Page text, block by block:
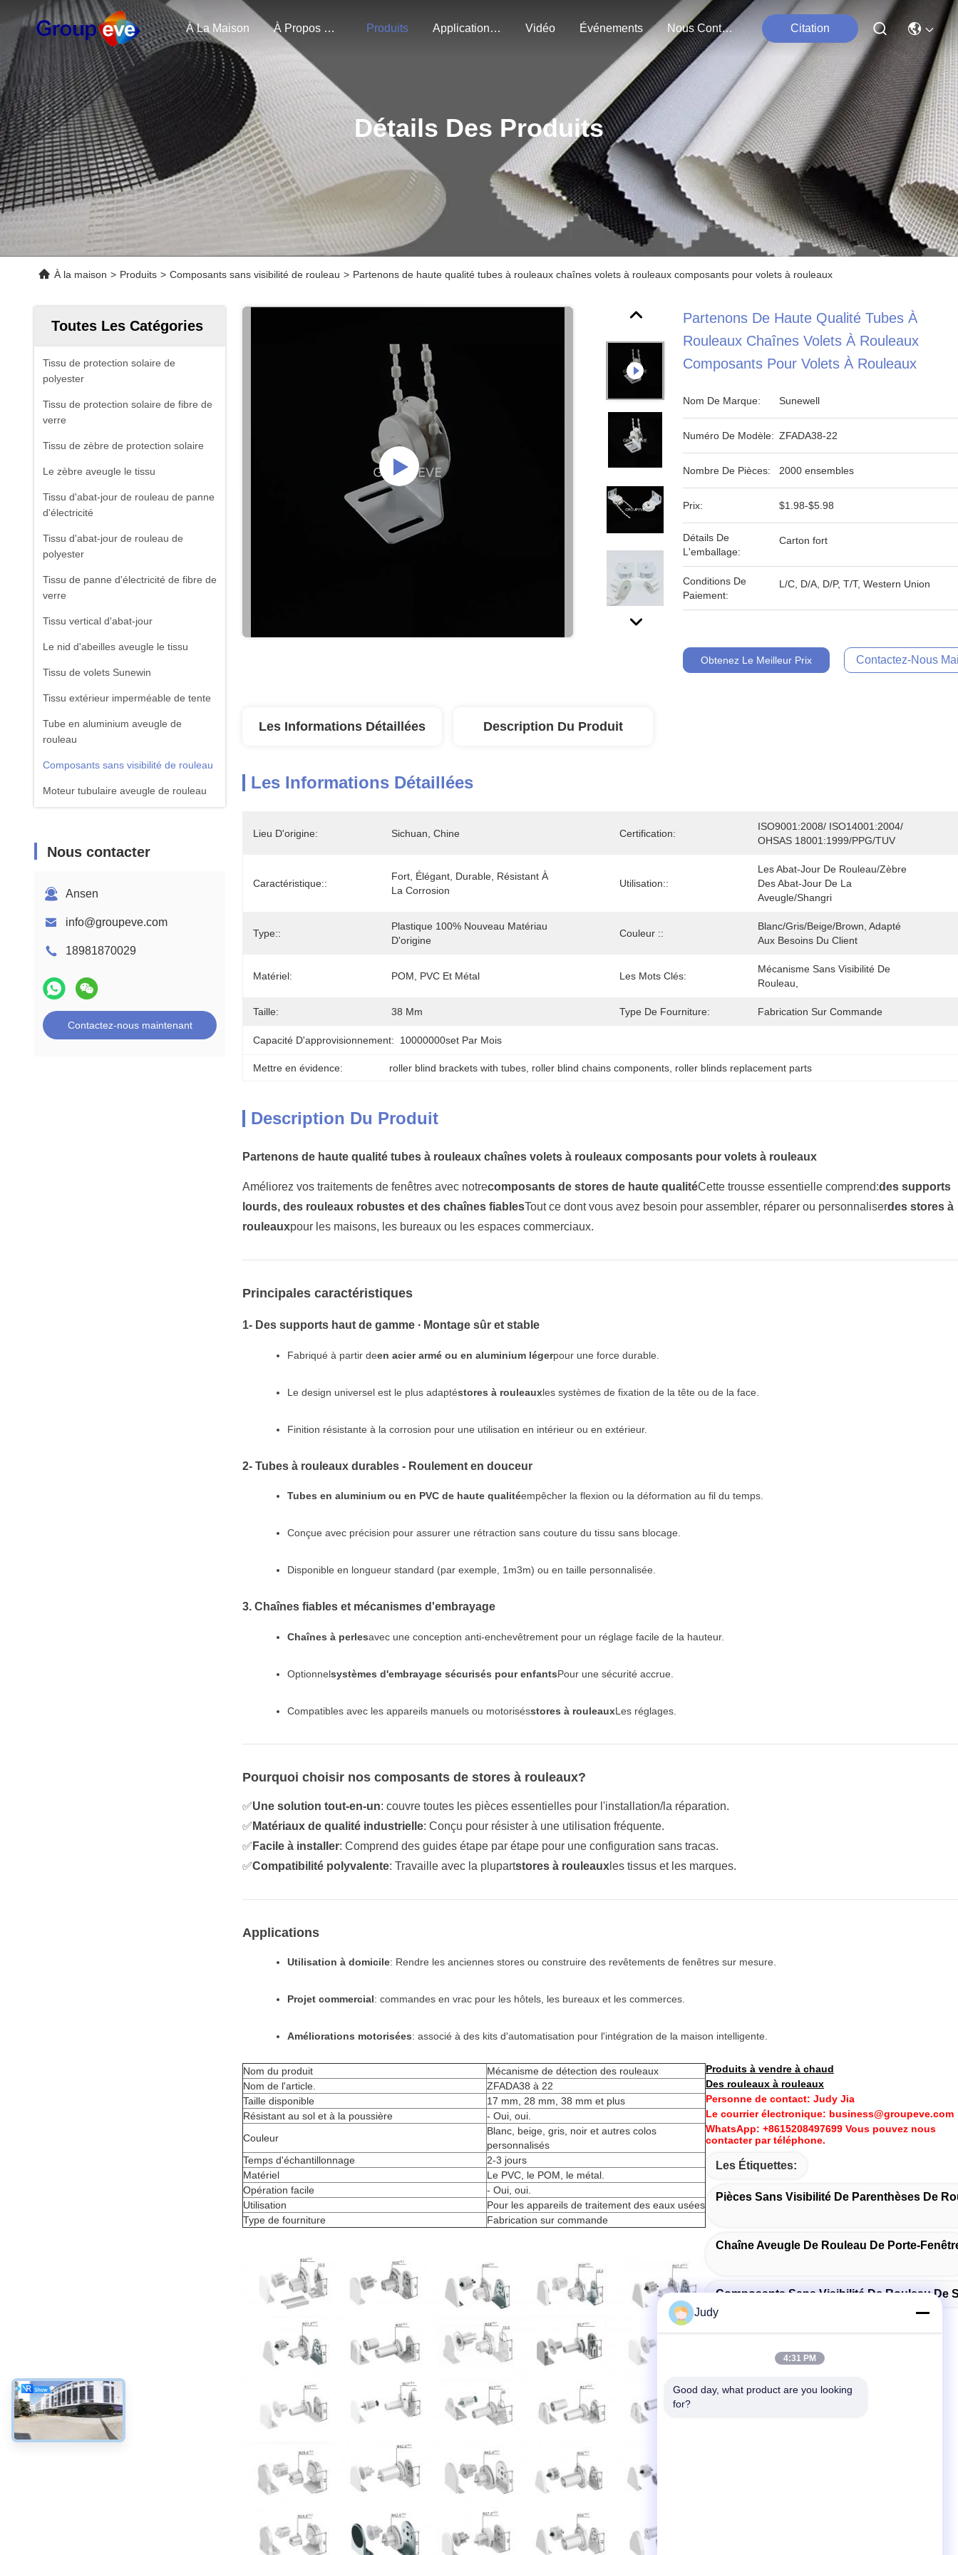
À La Maison À Propos De Nous Produits Application Du Projet Vidéo Événements Nous Contacter Citation
Détails Des Produits
À la maison > Produits > Composants sans visibilité de rouleau > Partenons de haute qualité tubes à rouleaux chaînes volets à rouleaux composants pour volets à rouleaux
Toutes Les Catégories
Tissu de protection solaire de
polyester
Tissu de protection solaire de fibre de
verre
Tissu de zèbre de protection solaire
Le zèbre aveugle le tissu
Tissu d'abat-jour de rouleau de panne
d'électricité
Tissu d'abat-jour de rouleau de
polyester
Tissu de panne d'électricité de fibre de
verre
Tissu vertical d'abat-jour
Le nid d'abeilles aveugle le tissu
Tissu de volets Sunewin
Tissu extérieur imperméable de tente
Tube en aluminium aveugle de
rouleau
Composants sans visibilité de rouleau
Moteur tubulaire aveugle de rouleau
Nous contacter
Ansen
info@groupeve.com
18981870029
Contactez-nous maintenant
Partenons De Haute Qualité Tubes À
Rouleaux Chaînes Volets À Rouleaux
Composants Pour Volets À Rouleaux
Nom De Marque: Sunewell
Numéro De Modèle: ZFADA38-22
Nombre De Pièces: 2000 ensembles
Prix: $1.98-$5.98
Détails De
L'emballage:
Carton fort
Conditions De
Paiement:
L/C, D/A, D/P, T/T, Western Union
Obtenez Le Meilleur Prix Contactez-Nous
Les Informations Détaillées Description Du Produit
Les Informations Détaillées
Lieu D'origine: Sichuan, Chine Certification:
ISO9001:2008/ ISO14001:2004/
OHSAS 18001:1999/PPG/TUV
Caractéristique::
Fort, Élégant, Durable, Résistant À
La Corrosion
Utilisation::
Les Abat-Jour De Rouleau/zèbre
Des Abat-Jour De La
Aveugle/Shangri
Type::
Plastique 100% Nouveau Matériau
D'origine
Couleur ::
Blanc/gris/beige/Brown, Adapté
Aux Besoins Du Client
Matériel: POM, PVC Et Métal Les Mots Clés:
Mécanisme Sans Visibilité De
Rouleau,
Taille: 38 Mm Type De Fourniture: Fabrication Sur Commande
Capacité D'approvisionnement: 10000000set Par Mois
Mettre en évidence: roller blind brackets with tubes roller blind chains components roller blinds replacement parts
Description Du Produit
Partenons de haute qualité tubes à rouleaux chaînes volets à rouleaux composants pour volets à rouleaux
Améliorez vos traitements de fenêtres avec notrecomposants de stores de haute qualitéCette trousse essentielle comprend:des supports
lourds, des rouleaux robustes et des chaînes fiablesTout ce dont vous avez besoin pour assembler, réparer ou personnaliserdes stores à
rouleauxpour les maisons, les bureaux ou les espaces commerciaux.
Principales caractéristiques
1- Des supports haut de gamme ∙ Montage sûr et stable
Fabriqué à partir deen acier armé ou en aluminium légerpour une force durable.
Le design universel est le plus adaptéstores à rouleauxles systèmes de fixation de la tête ou de la face.
Finition résistante à la corrosion pour une utilisation en intérieur ou en extérieur.
2- Tubes à rouleaux durables - Roulement en douceur
Tubes en aluminium ou en PVC de haute qualitéempêcher la flexion ou la déformation au fil du temps.
Conçue avec précision pour assurer une rétraction sans couture du tissu sans blocage.
Disponible en longueur standard (par exemple, 1m3m) ou en taille personnalisée.
3. Chaînes fiables et mécanismes d'embrayage
Chaînes à perlesavec une conception anti-enchevêtrement pour un réglage facile de la hauteur.
Optionnelsystèmes d'embrayage sécurisés pour enfantsPour une sécurité accrue.
Compatibles avec les appareils manuels ou motorisésstores à rouleauxLes réglages.
Pourquoi choisir nos composants de stores à rouleaux?
✅Une solution tout-en-un: couvre toutes les pièces essentielles pour l'installation/la réparation.
✅ Matériaux de qualité industrielle: Conçu pour résister à une utilisation fréquente.
✅ Facile à installer: Comprend des guides étape par étape pour une configuration sans tracas.
✅Compatibilité polyvalente: Travaille avec la plupartstores à rouleaux les tissus et les marques.
Applications
Utilisation à domicile: Rendre les anciennes stores ou construire des revêtements de fenêtres sur mesure.
Projet commercial: commandes en vrac pour les hôtels, les bureaux et les commerces.
Améliorations motorisées: associé à des kits d'automatisation pour l'intégration de la maison intelligente.
Nom du produit
Mécanisme de détection des rouleaux
Nom de l'article.
ZFADA38 à 22
Taille disponible
17 mm, 28 mm, 38 mm et plus
Résistant au sol et à la poussière
- Oui, oui.
Couleur
Blanc, beige, gris, noir et autres colos
personnalisés
Temps d'échantillonnage
2-3 jours
Matériel
Le PVC, le POM, le métal.
Opération facile
- Oui, oui.
Utilisation
Pour les appareils de traitement des eaux usées
Type de fourniture
Fabrication sur commande
Produits à vendre à chaud
Des rouleaux à rouleaux
Personne de contact: Judy Jia
Le courrier électronique: business@groupeve.com
WhatsApp: +8615208497699 Vous pouvez nous
contacter par téléphone.
Les Étiquettes:
Pièces Sans Visibilité De Parenthèses De
Chaîne Aveugle De Rouleau De Porte-
Composants Sans Visibilité De Rouleau De
Judy
4:31 PM
Good day, what product are you looking
for?